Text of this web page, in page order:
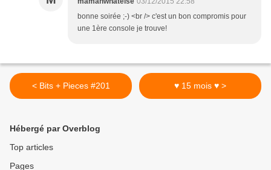
bonne soirée ;-) <br /> c'est un bon compromis pour
une 1ère console je trouve!
< Bits + Pieces #201 ♥ 15 mois ♥ >
Hébergé par Overblog
Top articles
Pages